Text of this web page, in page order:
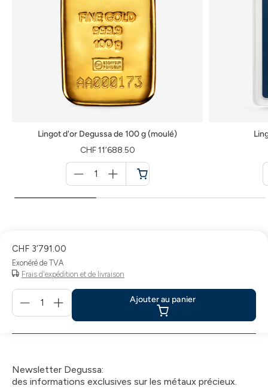
Lingot d'or Degussa de 100 g (moulé)
CHF 11’688.50
für
Panier
CHF 3’791.00
Exonéré de TVA
Frais d'expédition et de livraison
Ajouter
panier
Ajouter au panier
Newsletter Degussa:
des informations exclusives sur les métaux précieux.